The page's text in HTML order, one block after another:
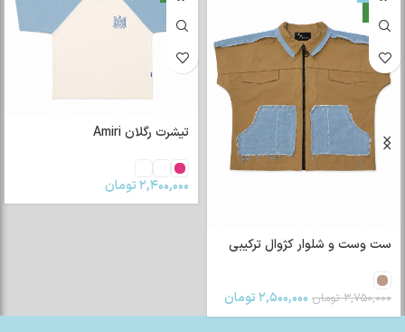
ست وست و شلوار کژوال ترکیبی
۳,۷۵۰,۰۰۰ تومان ۲,۵۰۰,۰۰۰تومان
تیشرت رگلان Amiri
۲,۴۰۰,۰۰۰تومان